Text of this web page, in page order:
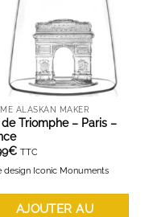
ALASKAN MAKER
Triomphe – Paris –
€ TTC
design Iconic Monuments
AJOUTER AU